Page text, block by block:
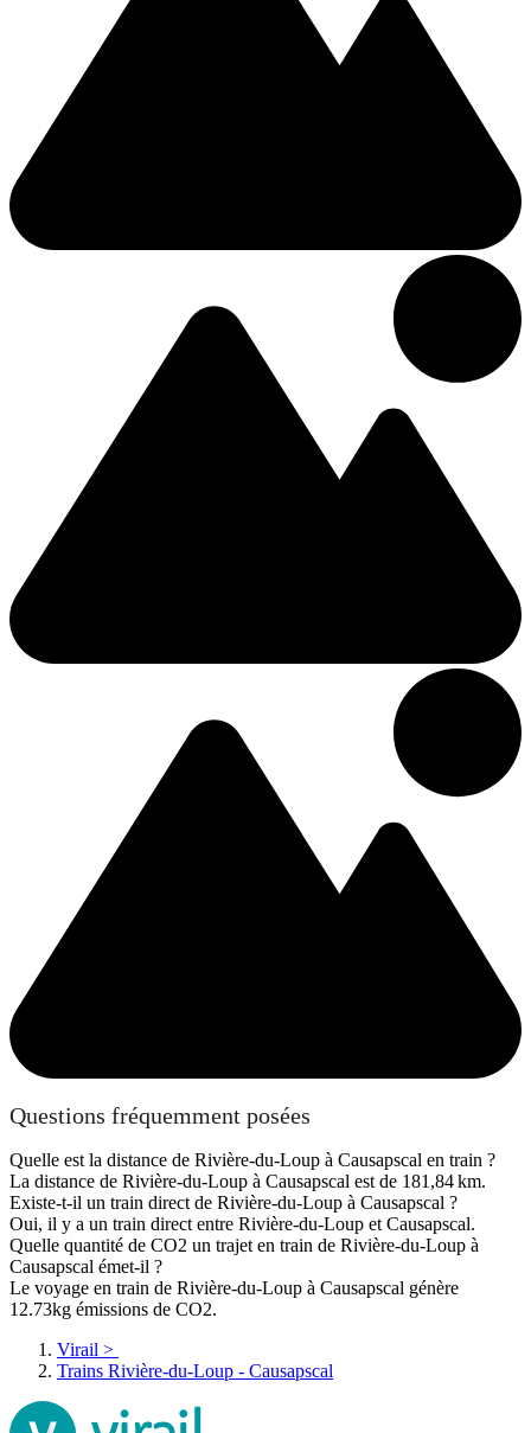
Questions fréquemment posées
Quelle est la distance de Rivière-du-Loup à Causapscal en train ?
La distance de Rivière-du-Loup à Causapscal est de 181,84 km.
Existe-t-il un train direct de Rivière-du-Loup à Causapscal ?
Oui, il y a un train direct entre Rivière-du-Loup et Causapscal.
Quelle quantité de CO2 un trajet en train de Rivière-du-Loup à
Causapscal émet-il ?
Le voyage en train de Rivière-du-Loup à Causapscal génère
12.73kg émissions de CO2.
Virail >
Trains Rivière-du-Loup - Causapscal